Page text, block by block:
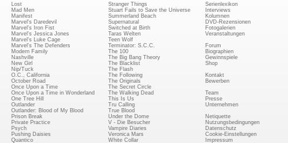
Lost
Mad Men
Manifest
Marvel's Daredevil
Marvel's Iron Fist
Marvel's Jessica Jones
Marvel's Luke Cage
Marvel's The Defenders
Modern Family
Nashville
New Girl
Nip/Tuck
O.C., California
October Road
Once Upon a Time
Once Upon a Time in Wonderland
One Tree Hill
Outlander
Outlander: Blood of My Blood
Prison Break
Private Practice
Psych
Pushing Daisies
Quantico
Stranger Things
Stuart Fails to Save the Universe
Summerland Beach
Supernatural
Switched at Birth
Taras Welten
Teen Wolf
Terminator: S.C.C.
The 100
The Big Bang Theory
The Blacklist
The Flash
The Following
The Originals
The Secret Circle
The Walking Dead
This Is Us
Tru Calling
True Blood
Under the Dome
V - Die Besucher
Vampire Diaries
Veronica Mars
White Collar
Serienlexikon
Interviews
Kolumnen
DVD-Rezensionen
Fotogalerien
Veranstaltungen
Forum
Biographien
Gewinnspiele
Shop
Kontakt
Bewerben
Team
Presse
Unternehmen
Netiquette
Nutzungsbedingungen
Datenschutz
Cookie-Einstellungen
Impressum